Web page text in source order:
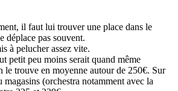
il faut lui trouver une place dans le
déplace pas souvent.
à pelucher assez vite.
petit peu moins serait quand même
le trouve en moyenne autour de 250€. Sur
magasins (orchestra notamment avec la